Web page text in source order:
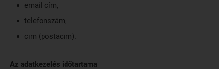
email cím,
telefonszám,
cím (postacím).
Az adatkezelés időtartama